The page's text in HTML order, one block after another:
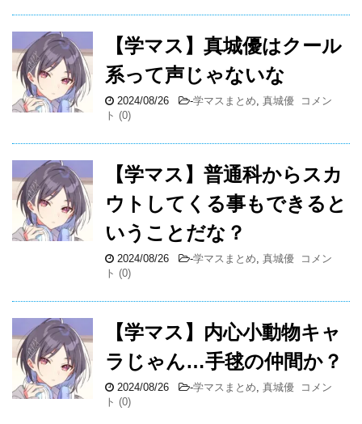
【学マス】真城優はクール
系って声じゃないな
2024/08/26 -学マスまとめ 真城優
コメン
ト (0)
【学マス】普通科からスカ
ウトしてくる事もできると
いうことだな？
2024/08/26 -学マスまとめ 真城優
コメン
ト (0)
【学マス】内心小動物キャ
ラじゃん…手毬の仲間か？
2024/08/26 -学マスまとめ 真城優
コメン
ト (0)